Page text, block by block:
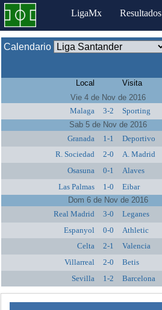
LigaMx Resultados
Calendario
Local Visita
Vie 4 de Nov de 2016
Malaga
3-2 Sporting
Sab 5 de Nov de 2016
Granada
1-1 Deportivo
R. Sociedad
2-0 A. Madrid
Osasuna
0-1 Alaves
Las Palmas
1-0 Eibar
Dom 6 de Nov de 2016
Real Madrid
3-0 Leganes
Espanyol
0-0 Athletic
Celta
2-1 Valencia
Villarreal
2-0 Betis
Sevilla
1-2 Barcelona